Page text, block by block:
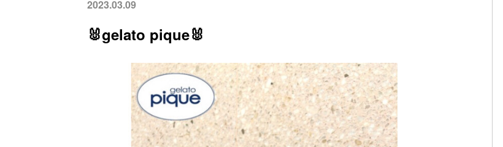
2023.03.09
🐰gelato pique🐰